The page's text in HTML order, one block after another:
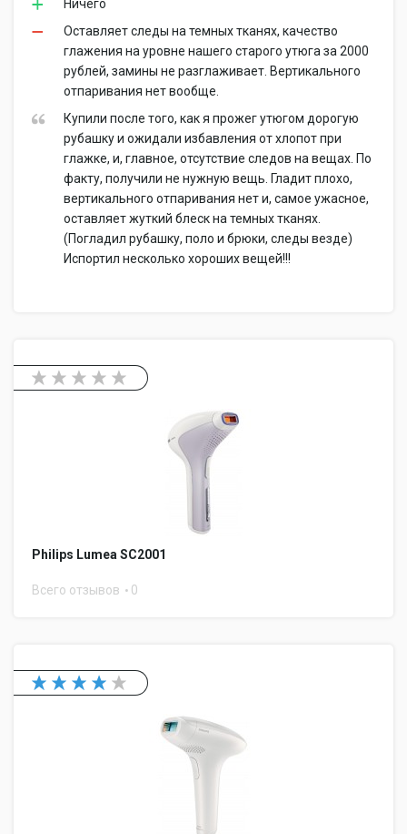
Ничего
Оставляет следы на темных тканях, качество
глажения на уровне нашего старого утюга за 2000
рублей, замины не разглаживает. Вертикального
отпаривания нет вообще.
Купили после того, как я прожег утюгом дорогую
рубашку и ожидали избавления от хлопот при
глажке, и, главное, отсутствие следов на вещах. По
факту, получили не нужную вещь. Гладит плохо,
вертикального отпаривания нет и, самое ужасное,
оставляет жуткий блеск на темных тканях.
(Погладил рубашку, поло и брюки, следы везде)
Испортил несколько хороших вещей!!!
Philips Lumea SC2001
Всего отзывов 0